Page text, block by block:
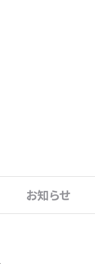
お知らせ